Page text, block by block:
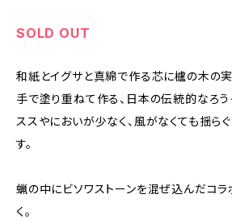
SOLD OUT
和紙とイグサと真綿で作る芯に櫨の木の
手で塗り重ねて作る、日本の伝統的なろう
ススやにおいが少なく、風がなくても揺ら
す。
蝋の中にビソワストーンを混ぜ込んだコラ
く。